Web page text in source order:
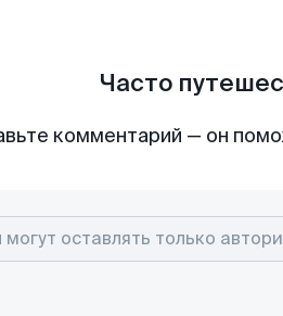
Часто
комментарий — он